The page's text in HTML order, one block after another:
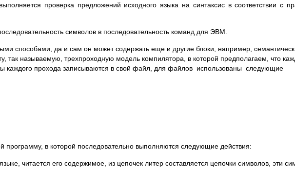
проверка предложений исходного языка на синтаксис в соответствии с
символов в последовательность команд для ЭВМ.
способами, да и сам он может содержать еще и другие блоки, например,
так называемую, трехпроходную модель компилятора, в которой предполагаем, что
каждого прохода записываются в свой файл, для файлов использованы следующие
программу, в которой последовательно выполняются следующие действия:
читается его содержимое, из цепочек литер составляется цепочки символов, эти